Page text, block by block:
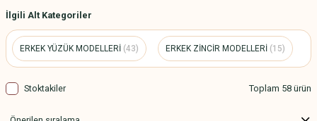
İlgili Alt Kategoriler
ERKEK YÜZÜK MODELLERİ (43) ERKEK ZİNCİR MODELLERİ (15)
Stoktakiler Toplam 58 ürün